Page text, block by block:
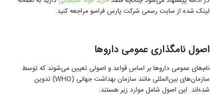
لینک شده از سایت رسمی شرکت پارس فراسو مراجعه کنید.
اصول نامگذاری عمومی داروها
نام‌های عمومی داروها بر اساس قواعد و اصولی تعیین می‌شوند که توسط
سازمان‌های بین‌المللی مانند سازمان بهداشت جهانی (WHO) تدوین
شده‌اند. این اصول شامل موارد زیر هستند: